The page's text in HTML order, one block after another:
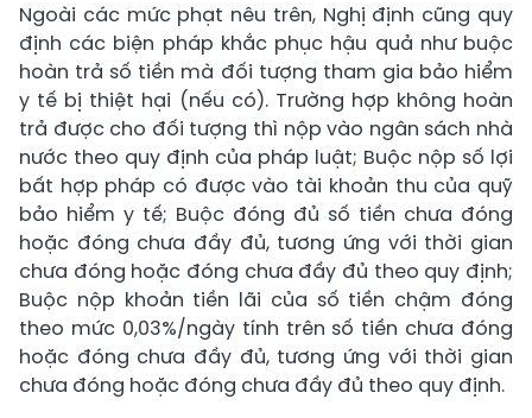
Ngoài các mức phạt nêu trên, Nghị định cũng quy
định các biện pháp khắc phục hậu quả như buộc
hoàn trả số tiền mà đối tượng tham gia bảo hiểm
y tế bị thiệt hại (nếu có). Trường hợp không hoàn
trả được cho đối tượng thì nộp vào ngân sách nhà
nước theo quy định của pháp luật; Buộc nộp số lợi
bất hợp pháp có được vào tài khoản thu của quỹ
bảo hiểm y tế; Buộc đóng đủ số tiền chưa đóng
hoặc đóng chưa đầy đủ, tương ứng với thời gian
chưa đóng hoặc đóng chưa đầy đủ theo quy định;
Buộc nộp khoản tiền lãi của số tiền chậm đóng
theo mức 0,03%/ngày tính trên số tiền chưa đóng
hoặc đóng chưa đầy đủ, tương ứng với thời gian
chưa đóng hoặc đóng chưa đầy đủ theo quy định.